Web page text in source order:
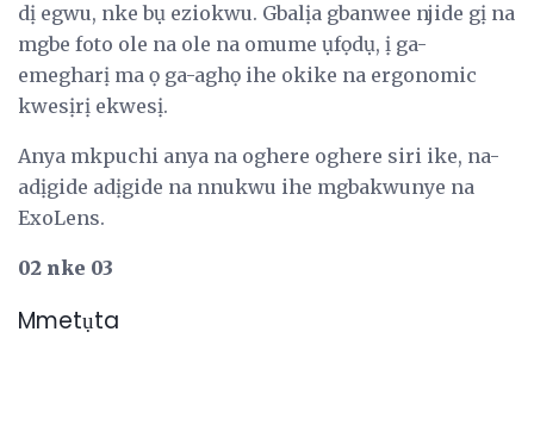
dị egwu, nke bụ eziokwu. Gbalịa gbanwee njide gị na
mgbe foto ole na ole na omume ụfọdụ, ị ga-
emegharị ma ọ ga-aghọ ihe okike na ergonomic
kwesịrị ekwesị.
Anya mkpuchi anya na oghere oghere siri ike, na-
adịgide adịgide na nnukwu ihe mgbakwunye na
ExoLens.
02 nke 03
Mmetụta